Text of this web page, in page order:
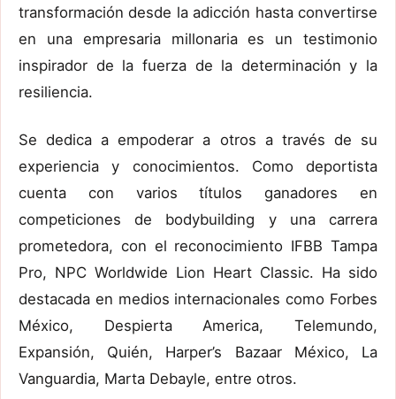
transformación desde la adicción hasta convertirse
en una empresaria millonaria es un testimonio
inspirador de la fuerza de la determinación y la
resiliencia.
Se dedica a empoderar a otros a través de su
experiencia y conocimientos. Como deportista
cuenta con varios títulos ganadores en
competiciones de bodybuilding y una carrera
prometedora, con el reconocimiento IFBB Tampa
Pro, NPC Worldwide Lion Heart Classic. Ha sido
destacada en medios internacionales como Forbes
México, Despierta America, Telemundo,
Expansión, Quién, Harper’s Bazaar México, La
Vanguardia, Marta Debayle, entre otros.